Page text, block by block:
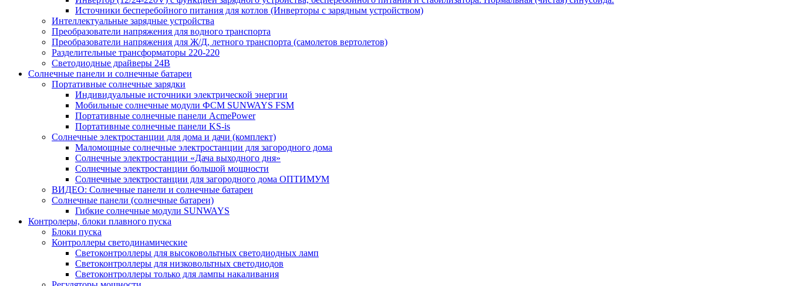
Источники бесперебойного питания для котлов (Инверторы с зарядным устройством)
Интеллектуальные зарядные устройства
Преобразователи напряжения для водного транспорта
Преобразователи напряжения для Ж/Д, летного транспорта (самолетов вертолетов)
Разделительные трансформаторы 220-220
Светодиодные драйверы 24В
Солнечные панели и солнечные батареи
Портативные солнечные зарядки
Индивидуальные источники электрической энергии
Мобильные солнечные модули ФСМ SUNWAYS FSM
Портативные солнечные панели AcmePower
Портативные солнечные панели KS-is
Солнечные электростанции для дома и дачи (комплект)
Маломощные солнечные электростанции для загородного дома
Солнечные электростанции «Дача выходного дня»
Солнечные электростанции большой мощности
Солнечные электростанции для загородного дома ОПТИМУМ
ВИДЕО: Солнечные панели и солнечные батареи
Солнечные панели (солнечные батареи)
Гибкие солнечные модули SUNWAYS
Контролеры, блоки плавного пуска
Блоки пуска
Контроллеры светодинамические
Светоконтроллеры для высоковольтных светодиодных ламп
Светоконтроллеры для низковольтных светодиодов
Светоконтроллеры только для лампы накаливания